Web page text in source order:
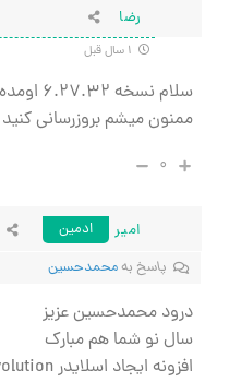
رضا
سلام نسخه ۶.۲۷.۳۲ اومده
ممنون میشم بروزرسانی کنید
۰
امیر
ادمین
پاسخ بهمحمدحسین
درود محمدحسین عزیز
سال نو شما هم مبارک
افزونه ایجاد اسلایدر Slider Revolution به روزرسانی شد.